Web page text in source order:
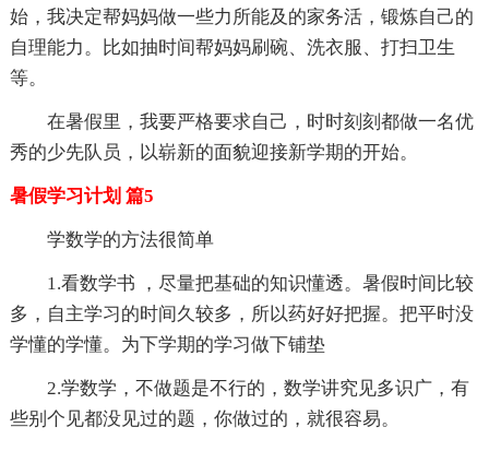
始，我决定帮妈妈做一些力所能及的家务活，锻炼自己的
自理能力。比如抽时间帮妈妈刷碗、洗衣服、打扫卫生
等。
在暑假里，我要严格要求自己，时时刻刻都做一名优
秀的少先队员，以崭新的面貌迎接新学期的开始。
暑假学习计划 篇5
学数学的方法很简单
1.看数学书 ，尽量把基础的知识懂透。暑假时间比较
多，自主学习的时间久较多，所以药好好把握。把平时没
学懂的学懂。为下学期的学习做下铺垫
2.学数学，不做题是不行的，数学讲究见多识广，有
些别个见都没见过的题，你做过的，就很容易。